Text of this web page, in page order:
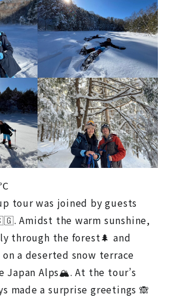
tour was joined by guests
Amidst the warm sunshine,
through the forest🌲 and
a deserted snow terrace
Japan Alps🏔️. At the tour’s
made a surprise greetings 🙈